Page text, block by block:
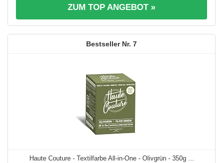
ZUM TOP ANGEBOT »
7
Haute Couture - Textilfarbe All-in-One - Olivgrün - 350g ...